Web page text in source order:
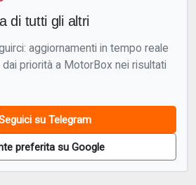
di tutti gli altri
aggiornamenti in tempo reale
priorità a MotorBox nei risultati
su Telegram
preferita su Google